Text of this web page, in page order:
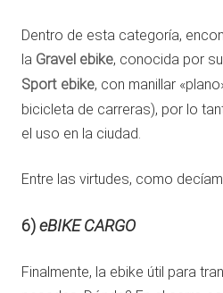
Dentro de esta categoría,
la Gravel ebike, conocida por
Sport ebike, con manillar
bicicleta de carreras), por lo
el uso en la ciudad.
Entre las virtudes, como
6)eBIKE CARGO
Finalmente, la ebike útil para